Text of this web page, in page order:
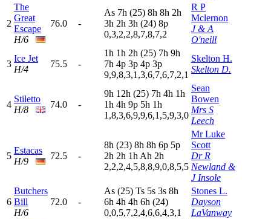
2
The
Great
Escape
H/6
76.0 -
As 7h (25) 8h 8h 2h
3h 2h 3h (24) 8p
0,3,2,2,8,7,8,7,2
R P
Mclernon
J & A
O'neill
3
Ice Jet
H/4
75.5 -
1h 1h 2h (25) 7h 9h
7h 4p 3p 4p 3p
9,9,8,3,1,3,6,7,6,7,2,1
Skelton H.
Skelton D.
4
Stiletto
H/8
74.0 -
9h 12h (25) 7h 4h 1h
1h 4h 9p 5h 1h
1,8,3,6,9,9,6,1,5,9,3,0
Sean
Bowen
Mrs S
Leech
5
Estacas
H/9
72.5 -
8h (23) 8h 8h 6p 5p
2h 2h 1h Ah 2h
2,2,2,4,5,8,8,9,0,8,5,5
Mr Luke
Scott
Dr R
Newland &
J Insole
6
Butchers
Bill
H/6
72.0 -
As (25) Ts 5s 3s 8h
6h 4h 4h 6h (24)
0,0,5,7,2,4,6,6,4,3,1
Stones L.
Dayson
LaVanway